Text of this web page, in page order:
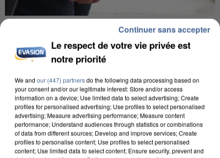
L’un des fondateurs supposés de la DZ Mafia
interpellé en Algérie
Il est soupçonné d'y avoir mené ses opérations en
France.
Le respect de votre vie privée est
notre priorité
We and our (447) partnersdo the following data processing based on
your consent and/or our legitimate interest: Store and/or access
information on a device; Use limited data to select advertising; Create
profiles for personalised advertising; Use profiles to select personalised
advertising; Measure advertising performance; Measure content
performance; Understand audiences through statistics or combinations
of data from different sources; Develop and improve services; Create
profiles to personalise content; Use profiles to select personalised
content; Use limited data to select content; Ensure security, prevent and
Continuer sans accepter